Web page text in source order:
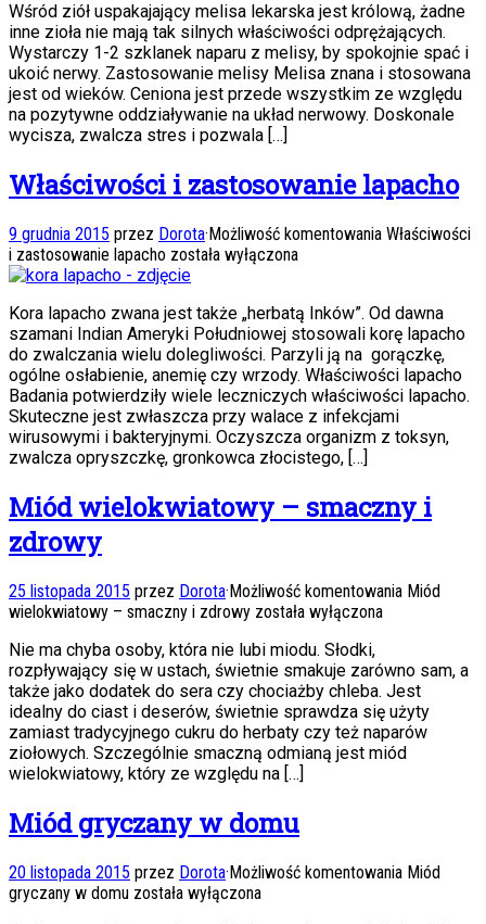
Wśród ziół uspakajający melisa lekarska jest królową, żadne
inne zioła nie mają tak silnych właściwości odprężających.
Wystarczy 1-2 szklanek naparu z melisy, by spokojnie spać i
ukoić nerwy. Zastosowanie melisy Melisa znana i stosowana
jest od wieków. Ceniona jest przede wszystkim ze względu
na pozytywne oddziaływanie na układ nerwowy. Doskonale
wycisza, zwalcza stres i pozwala […]
Właściwości i zastosowanie lapacho
9 grudnia 2015 przez Dorota·Możliwość komentowania Właściwości
i zastosowanie lapacho została wyłączona
Kora lapacho zwana jest także „herbatą Inków”. Od dawna
szamani Indian Ameryki Południowej stosowali korę lapacho
do zwalczania wielu dolegliwości. Parzyli ją na gorączkę,
ogólne osłabienie, anemię czy wrzody. Właściwości lapacho
Badania potwierdziły wiele leczniczych właściwości lapacho.
Skuteczne jest zwłaszcza przy walace z infekcjami
wirusowymi i bakteryjnymi. Oczyszcza organizm z toksyn,
zwalcza opryszczkę, gronkowca złocistego, […]
Miód wielokwiatowy – smaczny i
zdrowy
25 listopada 2015 przez Dorota·Możliwość komentowania Miód
wielokwiatowy – smaczny i zdrowy została wyłączona
Nie ma chyba osoby, która nie lubi miodu. Słodki,
rozpływający się w ustach, świetnie smakuje zarówno sam, a
także jako dodatek do sera czy chociażby chleba. Jest
idealny do ciast i deserów, świetnie sprawdza się użyty
zamiast tradycyjnego cukru do herbaty czy też naparów
ziołowych. Szczególnie smaczną odmianą jest miód
wielokwiatowy, który ze względu na […]
Miód gryczany w domu
20 listopada 2015 przez Dorota·Możliwość komentowania Miód
gryczany w domu została wyłączona